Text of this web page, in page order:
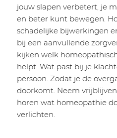
jouw slapen verbetert, je
en beter kunt bewegen.
schadelijke bijwerkingen
bij een aanvullende
kijken welk
helpt. Wat past bij je
persoon. Zodat je de
doorkomt. Neem
horen wat homeopathie
verlichten.